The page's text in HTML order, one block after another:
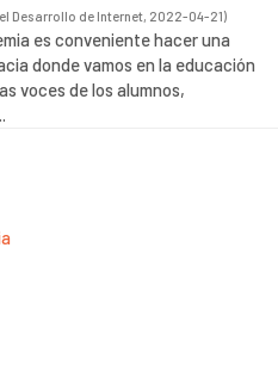
Desarrollo de Internet, 2022-04-21)
es conveniente hacer una
donde vamos en la educación
voces de los alumnos,